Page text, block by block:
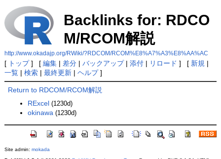
Backlinks for: RDCO
M/RCOM解説
http://www.okadajp.org/RWiki/?RDCOM/RCOM%E8%A7%A3%E8%AA%AC
[ トップ] [ 編集| 差分| バックアップ| 添付| リロード ] [ 新規 |
一覧| 検索| 最終更新| ヘルプ]
Return to RDCOM/RCOM解説
RExcel (1230d)
okinawa (1230d)
Site admin: mokada